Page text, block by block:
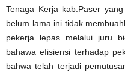
Tenaga Kerja kab.Paser
belum lama ini tidak
pekerja lepas melalui juru
bahawa efisiensi terhadap
bahwa telah terjadi